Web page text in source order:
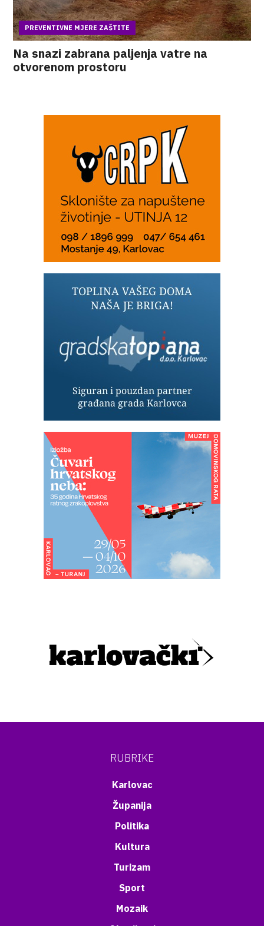
PREVENTIVNE MJERE ZAŠTITE
Na snazi zabrana paljenja vatre na
otvorenom prostoru
RUBRIKE
Karlovac
Županija
Politika
Kultura
Turizam
Sport
Mozaik